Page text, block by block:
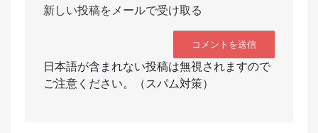
新しい投稿をメールで受け取る
日本語が含まれない投稿は無視されますので
ご注意ください。（スパム対策）